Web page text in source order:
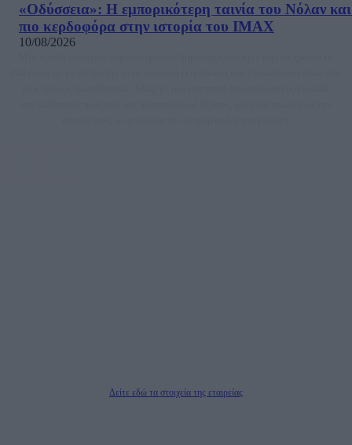
«Οδύσσεια»: Η εμπορικότερη ταινία του Νόλαν
πιο κερδοφόρα στην ιστορία του IMAX
10/08/2026
Δείτε εδώ τα στοιχεία της εταιρείας